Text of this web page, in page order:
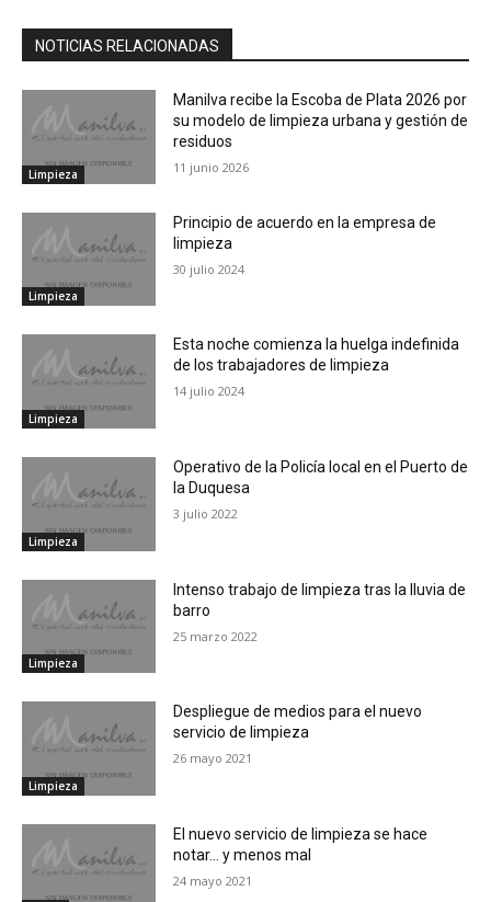
NOTICIAS RELACIONADAS
Limpieza
Manilva recibe la Escoba de Plata 2026 por
su modelo de limpieza urbana y gestión de
residuos
11 junio 2026
Limpieza
Principio de acuerdo en la empresa de
limpieza
30 julio 2024
Limpieza
Esta noche comienza la huelga indefinida
de los trabajadores de limpieza
14 julio 2024
Limpieza
Operativo de la Policía local en el Puerto de
la Duquesa
3 julio 2022
Limpieza
Intenso trabajo de limpieza tras la lluvia de
barro
25 marzo 2022
Limpieza
Despliegue de medios para el nuevo
servicio de limpieza
26 mayo 2021
El nuevo servicio de limpieza se hace
notar… y menos mal
24 mayo 2021